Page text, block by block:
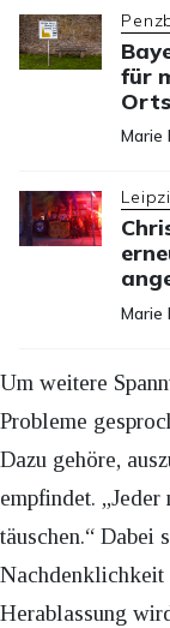
für
Marie
Marie
Um weitere
Probleme
Dazu gehöre,
empfindet.
täuschen.“ Dabei
Nachdenklichkeit
Herablassung